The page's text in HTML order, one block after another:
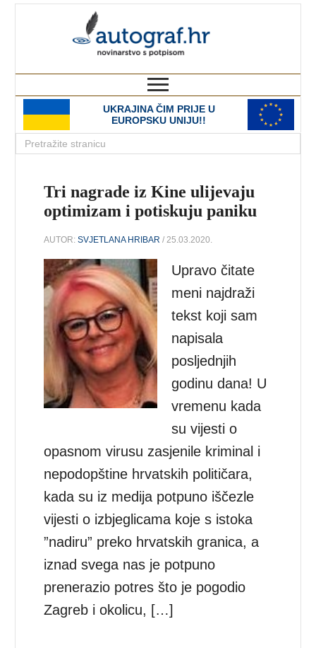
UKRAJINA ČIM PRIJE U
EUROPSKU UNIJU!!
Tri nagrade iz Kine ulijevaju
optimizam i potiskuju paniku
AUTOR:SVJETLANA HRIBAR / 25.03.2020.
Upravo čitate
meni najdraži
tekst koji sam
napisala
posljednjih
godinu dana! U
vremenu kada
su vijesti o
opasnom virusu zasjenile kriminal i
nepodopštine hrvatskih političara,
kada su iz medija potpuno iščezle
vijesti o izbjeglicama koje s istoka
”nadiru” preko hrvatskih granica, a
iznad svega nas je potpuno
prenerazio potres što je pogodio
Zagreb i okolicu, […]